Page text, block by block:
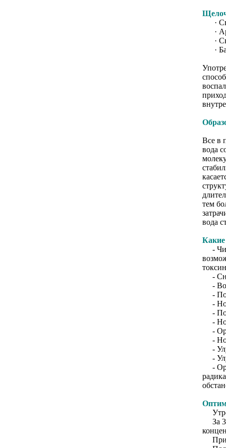
·
·
·
·
Все в
вода
тем
вода
Какие
-
-
-
-
-
-
-
-
-
-
-
-
За
При